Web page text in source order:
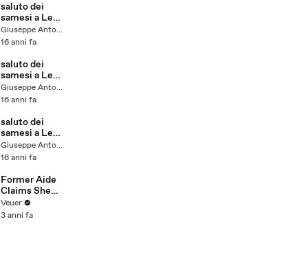
saluto dei
samesi a Leo
e Melania ( in
Australia) p21
Giuseppe Antonelli
16 anni fa
saluto dei
samesi a Leo
e Melania ( in
Australia) p17
Giuseppe Antonelli
16 anni fa
saluto dei
samesi a Leo
e Melania ( in
Australia) p15
Giuseppe Antonelli
16 anni fa
Former Aide
Claims She
Was Asked to
Make a ‘Hit
Veuer
3 anni fa